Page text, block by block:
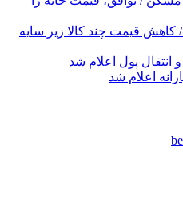
/ کاهش قیمت چند کالا زیر سایه
پول اعلام شد
اعلام شد